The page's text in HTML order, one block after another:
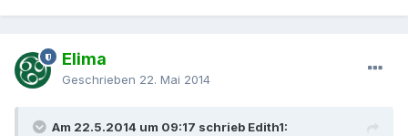
Elima
Geschrieben 22. Mai 2014
Am 22.5.2014 um 09:17 schrieb Edith1: